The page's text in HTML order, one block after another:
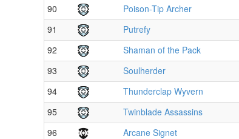
90
Poison-Tip Archer
91
Putrefy
92
Shaman of the Pack
93
Soulherder
94
Thunderclap Wyvern
95
Twinblade Assassins
96
Arcane Signet